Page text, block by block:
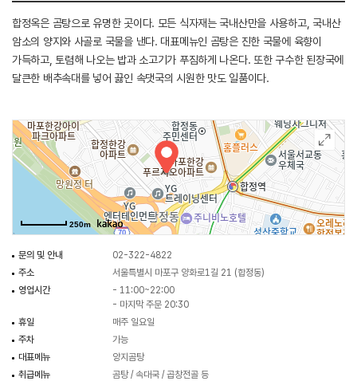
합정옥은 곰탕으로 유명한 곳이다. 모든 식자재는 국내산만을 사용하고, 국내산
암소의 양지와 사골로 국물을 낸다. 대표메뉴인 곰탕은 진한 국물에 육향이
가득하고, 토렴해 나오는 밥과 소고기가 푸짐하게 나온다. 또한 구수한 된장국에
달큰한 배추속대를 넣어 끓인 속댓국의 시원한 맛도 일품이다.
250m
문의 및 안내
02-322-4822
주소
서울특별시 마포구 양화로1길 21 (합정동)
영업시간
- 11:00~22:00
- 마지막 주문 20:30
휴일
매주 일요일
주차
가능
대표메뉴
양지곰탕
취급메뉴
곰탕 / 속대국 / 곱창전골 등